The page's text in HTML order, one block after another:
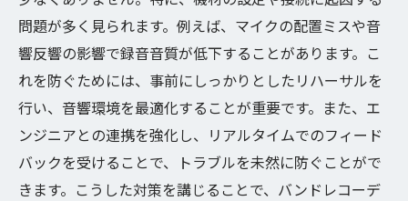
問題が多く見られます。例えば、マイクの配置ミスや音
響反響の影響で録音音質が低下することがあります。こ
れを防ぐためには、事前にしっかりとしたリハーサルを
行い、音響環境を最適化することが重要です。また、エ
ンジニアとの連携を強化し、リアルタイムでのフィード
バックを受けることで、トラブルを未然に防ぐことがで
きます。こうした対策を講じることで、バンドレコーデ